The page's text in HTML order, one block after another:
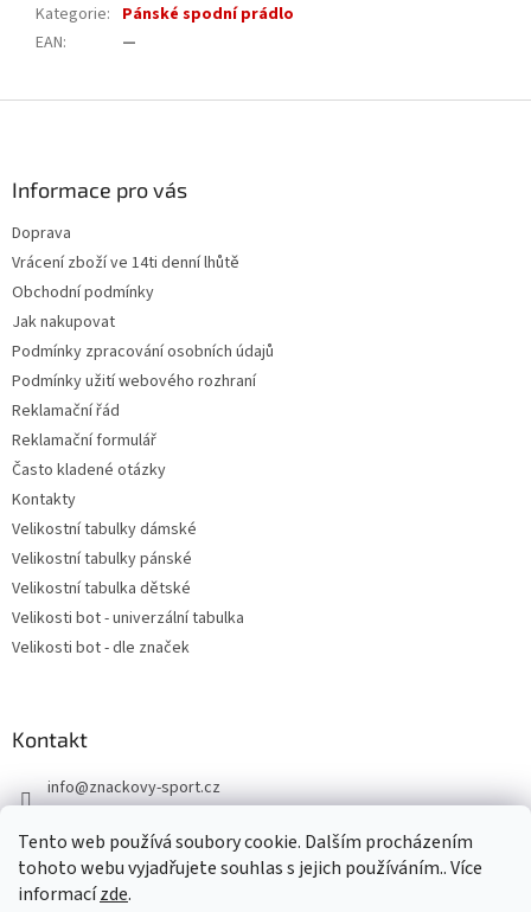
Tento web používá soubory cookie. Dalším procházením
tohoto webu vyjadřujete souhlas s jejich používáním.. Více
informacízde.
Kategorie: Pánské spodní prádlo
EAN: —
Informace pro vás
Doprava
Vrácení zboží ve 14ti denní lhůtě
Obchodní podmínky
Jak nakupovat
Podmínky zpracování osobních údajů
Podmínky užití webového rozhraní
Reklamační řád
Reklamační formulář
Často kladené otázky
Kontakty
Velikostní tabulky dámské
Velikostní tabulky pánské
Velikostní tabulka dětské
Velikosti bot - univerzální tabulka
Velikosti bot - dle značek
Kontakt
info@znackovy-sport.cz